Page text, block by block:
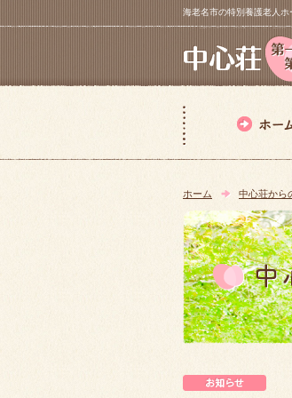
海老名市の特別養護老人
ホーム 中心荘から